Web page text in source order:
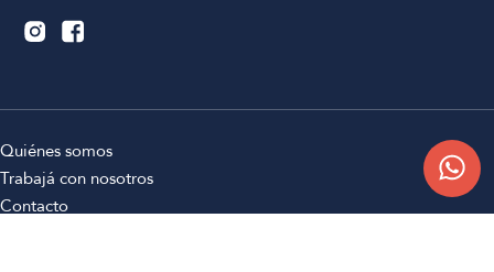
Quiénes somos
Trabajá con nosotros
Contacto